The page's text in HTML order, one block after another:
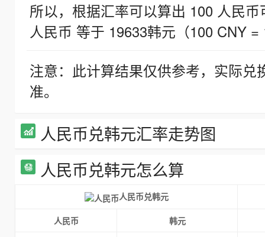
所以，根据汇率可以算出 100 人民
人民币 等于 19633韩元（100 CNY =
注意：此计算结果仅供参考，实际
准。
人民币兑韩元汇率走势图
人民币兑韩元怎么算
人民币兑韩元
人民币
韩元